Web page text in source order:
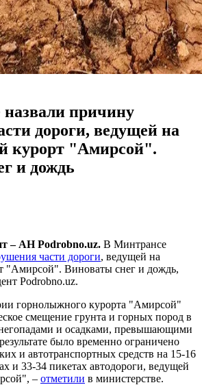
причину
дороги, ведущей на
курорт "Амирсой".
и дождь
– АН Podrobno.uz. В Минтрансе
части дороги, ведущей на
"Амирсой". Виноваты снег и дождь,
Podrobno.uz.
горнолыжного курорта "Амирсой"
смещение грунта и горных пород в
и осадками, превышающими
было временно ограничено
и автотранспортных средств на 15-16
и 33-34 пикетах автодороги, ведущей
– отметили в министерстве.